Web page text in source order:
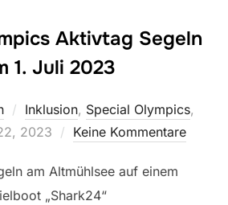
Aktivtag Segeln
1. Juli 2023
Inklusion, Special Olympics,
2023 Keine Kommentare
am Altmühlsee auf einem
„Shark24“